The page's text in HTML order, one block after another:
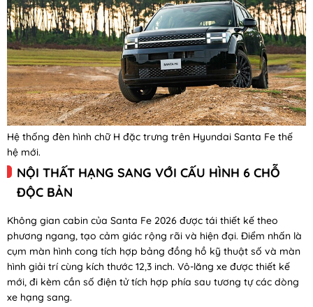
Hệ thống đèn hình chữ H đặc trưng trên Hyundai Santa Fe thế
hệ mới.
NỘI THẤT HẠNG SANG VỚI CẤU HÌNH 6 CHỖ
ĐỘC BẢN
Không gian cabin của Santa Fe 2026 được tái thiết kế theo
phương ngang, tạo cảm giác rộng rãi và hiện đại. Điểm nhấn là
cụm màn hình cong tích hợp bảng đồng hồ kỹ thuật số và màn
hình giải trí cùng kích thước 12,3 inch. Vô-lăng xe được thiết kế
mới, đi kèm cần số điện tử tích hợp phía sau tương tự các dòng
xe hạng sang.